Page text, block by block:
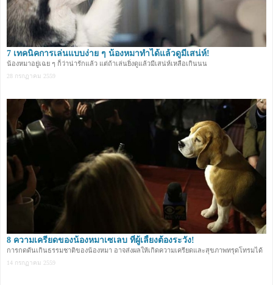
7 เทคนิคการเล่นแบบง่าย ๆ น้องหมาทำได้แล้วดูมีเสน่ห์!
น้องหมาอยู่เฉย ๆ ก็ว่าน่ารักแล้ว แต่ถ้าเล่นยิ่งดูแล้วมีเสน่ห์เหลือเกินนน
28 กรกฏาคม 2559
8 ความเครียดของน้องหมาเซเลบ ที่ผู้เลี้ยงต้องระวัง!
การกดดันเกินธรรมชาติของน้องหมา อาจส่งผลให้เกิดความเครียดและสุขภาพทรุดโทรมได้
14 กรกฏาคม 2559